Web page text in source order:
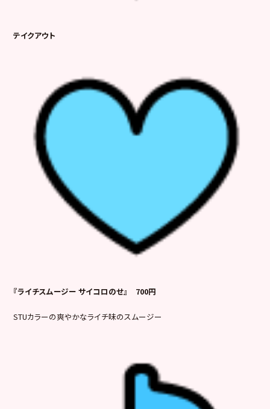
テイクアウト
『ライチスムージー サイコロのせ』 700円
STUカラーの爽やかなライチ味のスムージー